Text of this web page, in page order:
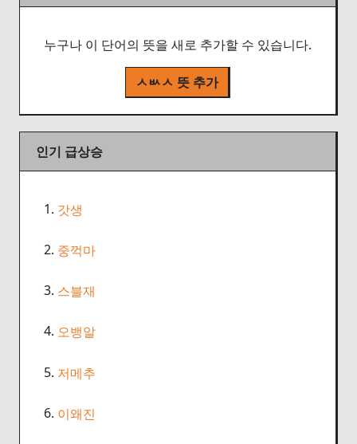
누구나 이 단어의 뜻을 새로 추가할 수 있습니다.
ㅅㅄㅅ 뜻 추가
인기 급상승
1. 갓생
2. 중꺽마
3. 스블재
4. 오뱅알
5. 저메추
6. 이왜진